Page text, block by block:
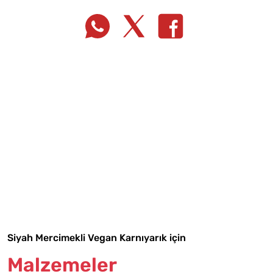
Siyah Mercimekli Vegan Karnıyarık için
Malzemeler